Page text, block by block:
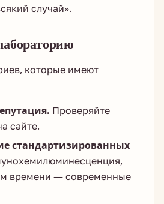
случай».
которые имеют
Проверяйте
сайте.
стандартизированных
времени — современные